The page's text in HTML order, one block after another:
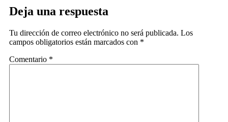
Deja una respuesta
Tu dirección de correo electrónico no será publicada. Los
campos obligatorios están marcados con *
Comentario *